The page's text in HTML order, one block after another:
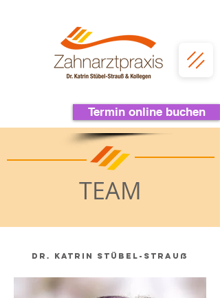
Termin online buchen
TEAM
Dr. Katrin Stübel-Strauß